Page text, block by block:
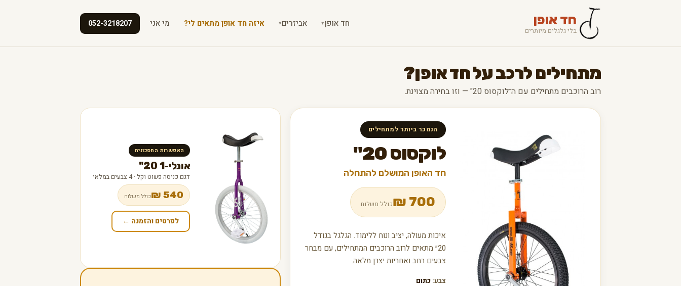
חד אופן
בלי גלגלים מיותרים
חד אופן▾ אביזרים▾ איזה חד אופן מתאים לי? מי אני 052-3218207
מתחילים לרכב על חד אופן?
רוב הרוכבים מתחילים עם ה־לוקסוס 20" — וזו בחירה מצוינת.
הנמכר ביותר למתחילים
לוקסוס 20"
חד האופן המושלם להתחלה
700
₪כולל משלוח
איכות מעולה, יציב ונוח ללימוד. הגלגל בגודל
20״ מתאים לרוב הרוכבים המתחילים, עם מבחר
צבעים רחב ואחריות יצרן מלאה.
צבע:כתום
האפשרות החסכונית
אונלי-1 20"
דגם כניסה פשוט וקל · 4 צבעים במלאי
540 ₪ כולל משלוח
לפרטים והזמנה ←